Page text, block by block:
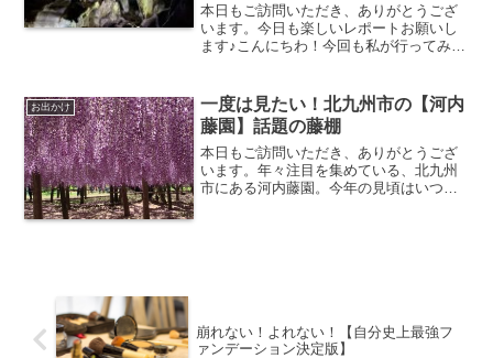
本日もご訪問いただき、ありがとうござ
います。今日も楽しいレポートお願いし
ます♪こんにちわ！今回も私が行ってみて
行った所は個人的にとても楽しかったで
す。見ても楽しめる、体...
お出かけ
一度は見たい！北九州市の【河内
藤園】話題の藤棚
本日もご訪問いただき、ありがとうござ
います。年々注目を集めている、北九州
市にある河内藤園。今年の見頃はいつな
崩れない！よれない！【自分史上最強フ
ァンデーション決定版】